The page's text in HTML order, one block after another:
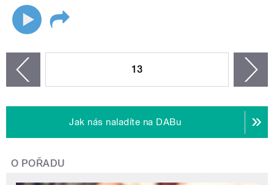
13
Jak nás naladíte na DABu
O POŘADU